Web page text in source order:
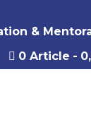
&
0 Article